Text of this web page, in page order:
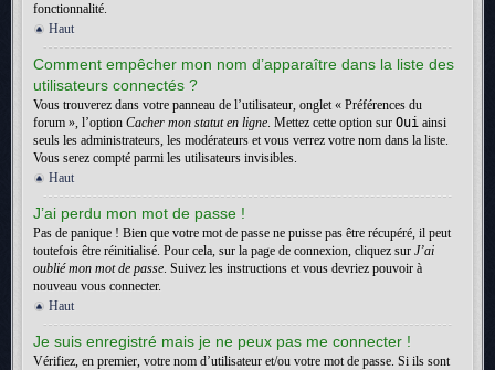
fonctionnalité.
Haut
Comment empêcher mon nom d’apparaître dans la liste des
utilisateurs connectés ?
Vous trouverez dans votre panneau de l’utilisateur, onglet « Préférences du
forum », l’option Cacher mon statut en ligne. Mettez cette option sur Oui ainsi
seuls les administrateurs, les modérateurs et vous verrez votre nom dans la liste.
Vous serez compté parmi les utilisateurs invisibles.
Haut
J’ai perdu mon mot de passe !
Pas de panique ! Bien que votre mot de passe ne puisse pas être récupéré, il peut
toutefois être réinitialisé. Pour cela, sur la page de connexion, cliquez sur J’ai
oublié mon mot de passe. Suivez les instructions et vous devriez pouvoir à
nouveau vous connecter.
Haut
Je suis enregistré mais je ne peux pas me connecter !
Vérifiez, en premier, votre nom d’utilisateur et/ou votre mot de passe. Si ils sont